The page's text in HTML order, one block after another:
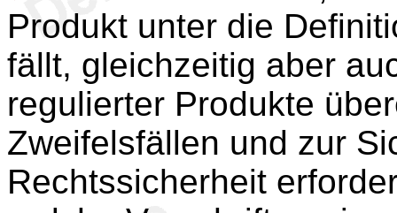
Produkt unter die
fällt, gleichzeitig aber
regulierter Produkte
Zweifelsfällen und zur
Rechtssicherheit